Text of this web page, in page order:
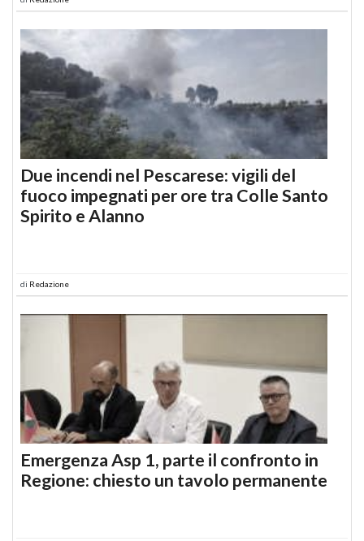
Due incendi nel Pescarese: vigili del
fuoco impegnati per ore tra Colle Santo
Spirito e Alanno
di Redazione
Emergenza Asp 1, parte il confronto in
Regione: chiesto un tavolo permanente